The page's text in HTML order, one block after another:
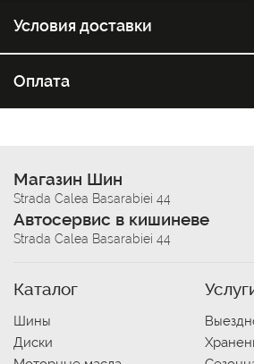
Условия доставки
Оплата
Магазин Шин
Strada Calea Basarabiei 44
Автосервис в кишиневе
Strada Calea Basarabiei 44
Каталог
Шины
Диски